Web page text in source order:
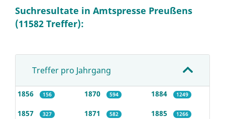
Suchresultate in Amtspresse Preußens
(11582 Treffer):
Treffer pro Jahrgang
1856 156
1857 327
1870 594
1871 582
1884 1249
1885 1266